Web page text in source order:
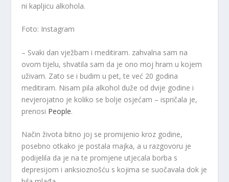
ni kapljicu alkohola.
Foto: Instagram
– Svaki dan vježbam i meditiram. zahvalna sam na
ovom tijelu, shvatila sam da je ono moj hram u kojem
uživam. Zato se i budim u pet, te već 20 godina
meditiram. Nisam pila alkohol duže od dvije godine i
nevjerojatno je koliko se bolje osjećam – ispričala je,
prenosi People.
Način života bitno joj se promijenio kroz godine,
posebno otkako je postala majka, a u razgovoru je
podijelila da je na te promjene utjecala borba s
depresijom i anksioznošću s kojima se suočavala dok je